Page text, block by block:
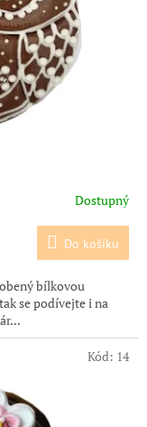
Dostupný
Do košíku
bílkovou
se podívejte i na
Kód: 14